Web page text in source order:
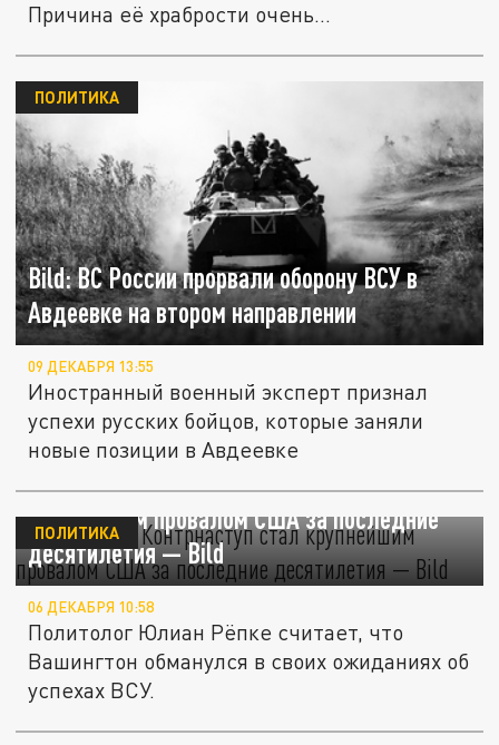
Причина её храбрости очень...
Bild: ВС России прорвали оборону ВСУ в
Авдеевке на втором направлении
ПОЛИТИКА
09 ДЕКАБРЯ 13:55
Иностранный военный эксперт признал
успехи русских бойцов, которые заняли
новые позиции в Авдеевке
Украинский "Контрнаступ" стал
крупнейшим провалом США за последние
десятилетия — Bild
ПОЛИТИКА
06 ДЕКАБРЯ 10:58
Политолог Юлиан Рёпке считает, что
Вашингтон обманулся в своих ожиданиях об
успехах ВСУ.